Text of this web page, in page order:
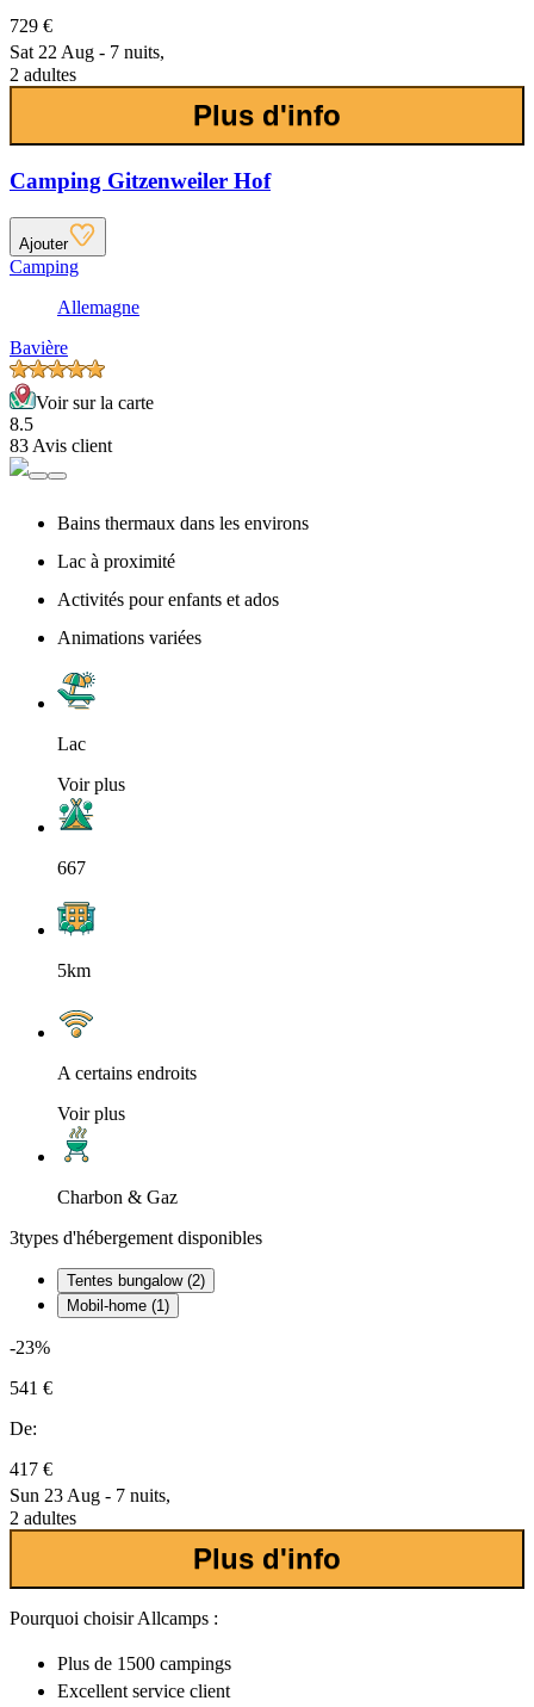
729 €
Sat 22 Aug - 7 nuits,
2 adultes
Plus d'info
Camping Gitzenweiler Hof
Ajouter
Camping
Allemagne
Bavière
Voir sur la carte
8.5
83 Avis client
Bains thermaux dans les environs
Lac à proximité
Activités pour enfants et ados
Animations variées
Lac
Voir plus
667
5km
A certains endroits
Voir plus
Charbon & Gaz
3types d'hébergement disponibles
Tentes bungalow (2)
Mobil-home (1)
-23%
541 €
De:
417 €
Sun 23 Aug - 7 nuits,
2 adultes
Plus d'info
Pourquoi choisir Allcamps :
Plus de 1500 campings
Excellent service client